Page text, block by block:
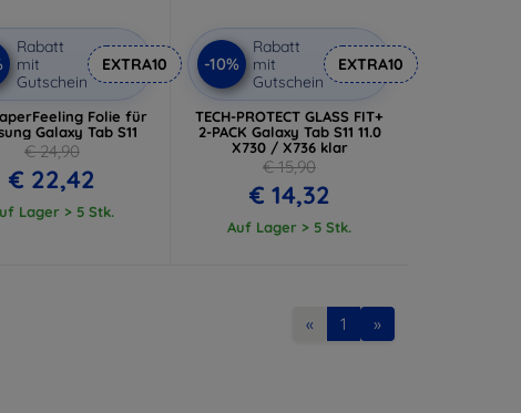
Rabatt
mit
Gutschein
EXTRA10
Folie für
Galaxy Tab S11
€ 24,90
€ 22,42
Lager > 5 Stk.
-10%
Rabatt
mit
Gutschein
EXTRA10
TECH-PROTECT GLASS FIT+
2-PACK Galaxy Tab S11 11.0
X730 / X736 klar
€ 15,90
€ 14,32
Auf Lager > 5 Stk.
« 1 »